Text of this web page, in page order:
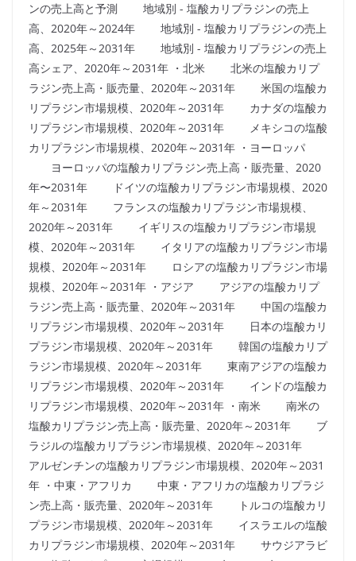
ンの売上高と予測 地域別 - 塩酸カリプラジンの売上
高、2020年～2024年 地域別 - 塩酸カリプラジンの売上
高、2025年～2031年 地域別 - 塩酸カリプラジンの売上
高シェア、2020年～2031年 ・北米 北米の塩酸カリプ
ラジン売上高・販売量、2020年～2031年 米国の塩酸カ
リプラジン市場規模、2020年～2031年 カナダの塩酸カ
リプラジン市場規模、2020年～2031年 メキシコの塩酸
カリプラジン市場規模、2020年～2031年 ・ヨーロッパ
ヨーロッパの塩酸カリプラジン売上高・販売量、2020
年〜2031年 ドイツの塩酸カリプラジン市場規模、2020
年～2031年 フランスの塩酸カリプラジン市場規模、
2020年～2031年 イギリスの塩酸カリプラジン市場規
模、2020年～2031年 イタリアの塩酸カリプラジン市場
規模、2020年～2031年 ロシアの塩酸カリプラジン市場
規模、2020年～2031年 ・アジア アジアの塩酸カリプ
ラジン売上高・販売量、2020年～2031年 中国の塩酸カ
リプラジン市場規模、2020年～2031年 日本の塩酸カリ
プラジン市場規模、2020年～2031年 韓国の塩酸カリプ
ラジン市場規模、2020年～2031年 東南アジアの塩酸カ
リプラジン市場規模、2020年～2031年 インドの塩酸カ
リプラジン市場規模、2020年～2031年 ・南米 南米の
塩酸カリプラジン売上高・販売量、2020年～2031年 ブ
ラジルの塩酸カリプラジン市場規模、2020年～2031年
アルゼンチンの塩酸カリプラジン市場規模、2020年～2031
年 ・中東・アフリカ 中東・アフリカの塩酸カリプラジ
ン売上高・販売量、2020年～2031年 トルコの塩酸カリ
プラジン市場規模、2020年～2031年 イスラエルの塩酸
カリプラジン市場規模、2020年～2031年 サウジアラビ